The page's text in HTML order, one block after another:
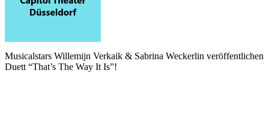
Musicalstars Willemijn Verkaik & Sabrina Weckerlin veröffentlichen
Duett “That’s The Way It Is”!